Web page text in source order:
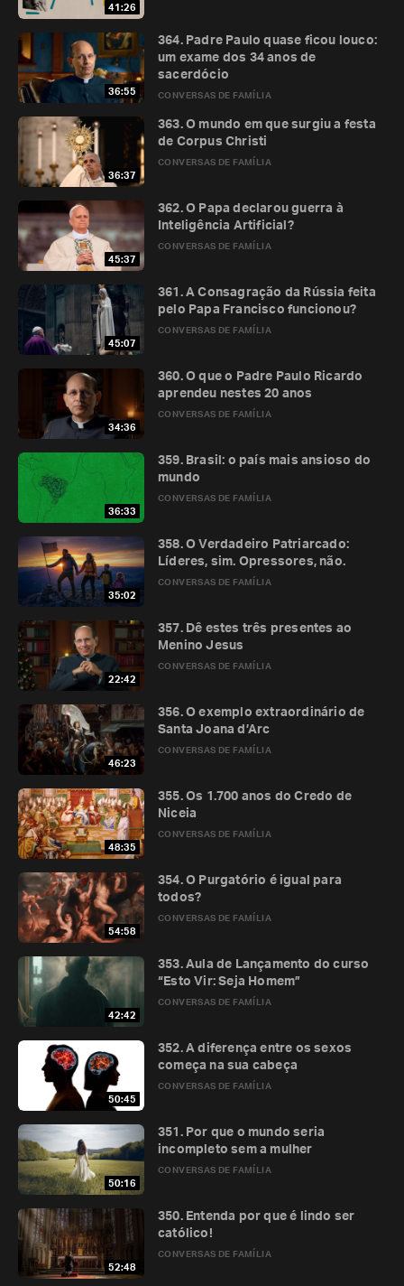
41:26
36:55 CONVERSAS DE FAMÍLIA
364. Padre Paulo quase ficou louco:
um exame dos 34 anos de
sacerdócio
36:37
CONVERSAS DE FAMÍLIA
363. O mundo em que surgiu a festa
de Corpus Christi
45:37
CONVERSAS DE FAMÍLIA
362. O Papa declarou guerra à
Inteligência Artificial?
45:07
CONVERSAS DE FAMÍLIA
361. A Consagração da Rússia feita
pelo Papa Francisco funcionou?
34:36
CONVERSAS DE FAMÍLIA
360. O que o Padre Paulo Ricardo
aprendeu nestes 20 anos
36:33
CONVERSAS DE FAMÍLIA
359. Brasil: o país mais ansioso do
mundo
35:02
CONVERSAS DE FAMÍLIA
358. O Verdadeiro Patriarcado:
Líderes, sim. Opressores, não.
22:42
CONVERSAS DE FAMÍLIA
357. Dê estes três presentes ao
Menino Jesus
46:23
CONVERSAS DE FAMÍLIA
356. O exemplo extraordinário de
Santa Joana d’Arc
48:35
CONVERSAS DE FAMÍLIA
355. Os 1.700 anos do Credo de
Niceia
54:58
CONVERSAS DE FAMÍLIA
354. O Purgatório é igual para
todos?
42:42
CONVERSAS DE FAMÍLIA
353. Aula de Lançamento do curso
“Esto Vir: Seja Homem”
50:45
CONVERSAS DE FAMÍLIA
352. A diferença entre os sexos
começa na sua cabeça
50:16
CONVERSAS DE FAMÍLIA
351. Por que o mundo seria
incompleto sem a mulher
52:48
CONVERSAS DE FAMÍLIA
350. Entenda por que é lindo ser
católico!